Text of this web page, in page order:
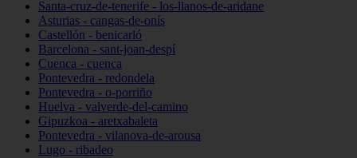
Santa-cruz-de-tenerife - los-llanos-de-aridane
Asturias - cangas-de-onís
Castellón - benicarló
Barcelona - sant-joan-despí
Cuenca - cuenca
Pontevedra - redondela
Pontevedra - o-porriño
Huelva - valverde-del-camino
Gipuzkoa - aretxabaleta
Pontevedra - vilanova-de-arousa
Lugo - ribadeo